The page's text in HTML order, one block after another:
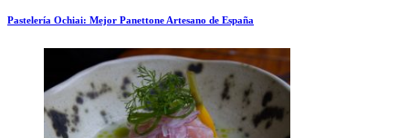
Pastelería Ochiai: Mejor Panettone Artesano de España